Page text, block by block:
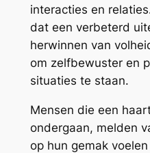
interacties en
dat een verbeterd
herwinnen van
om zelfbewuster en
situaties te staan.
Mensen die een
ondergaan, melden
op hun gemak